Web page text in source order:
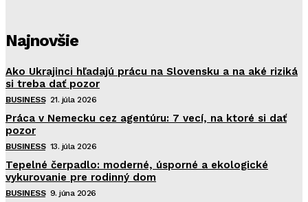
Najnovšie
Ako Ukrajinci hľadajú prácu na Slovensku a na aké riziká
si treba dať pozor
BUSINESS 21. júla 2026
Práca v Nemecku cez agentúru: 7 vecí, na ktoré si dať
pozor
BUSINESS 13. júla 2026
Tepelné čerpadlo: moderné, úsporné a ekologické
vykurovanie pre rodinný dom
BUSINESS 9. júna 2026